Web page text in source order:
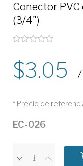
Conector
(3/4")
3.05 /
* Precio de
EC-026